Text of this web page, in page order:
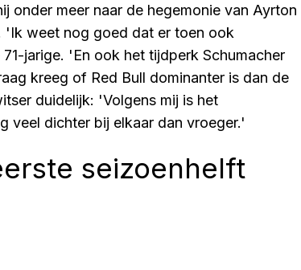
onder meer naar de hegemonie van Ayrton
'Ik weet nog goed dat er toen ook
jarige. 'En ook het tijdperk Schumacher
kreeg of Red Bull dominanter is dan de
duidelijk: 'Volgens mij is het
veel dichter bij elkaar dan vroeger.'
seizoenhelft